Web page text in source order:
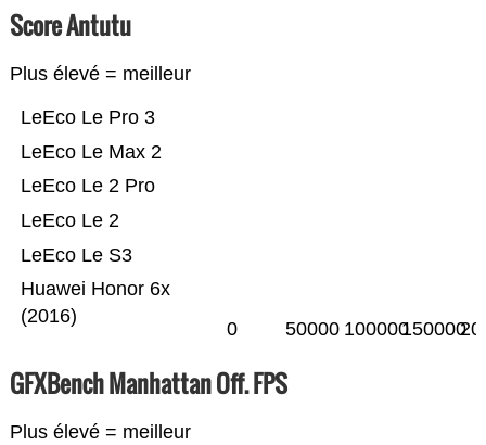
Score Antutu
Plus élevé = meilleur
Huawei Honor 6x
(2016)
LeEco Le S3
LeEco Le 2
LeEco Le 2 Pro
LeEco Le Max 2
LeEco Le Pro 3
0 50000 100000150000
GFXBench Manhattan Off. FPS
Plus élevé = meilleur